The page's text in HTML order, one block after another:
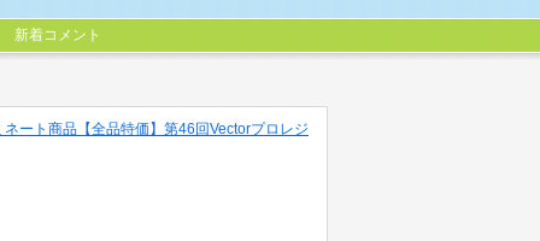
新着コメント